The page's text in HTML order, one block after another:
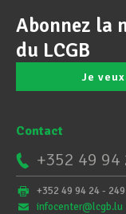
Abonnez la
du LCGB
Je
Contact
+352 49 94
+352 49 94 24 - 249
infocenter@lcgb.lu